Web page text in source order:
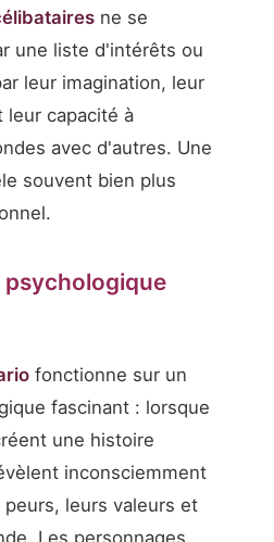
ne se
une liste d'intérêts ou
leur imagination, leur
capacité à
avec d'autres. Une
souvent bien plus
psychologique
fonctionne sur un
fascinant : lorsque
une histoire
inconsciemment
leurs valeurs et
Les personnages